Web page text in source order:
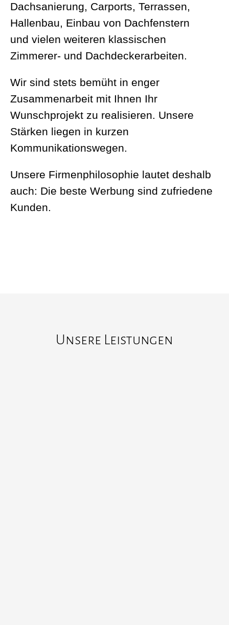
Dachsanierung, Carports, Terrassen,
Hallenbau, Einbau von Dachfenstern
und vielen weiteren klassischen
Zimmerer- und Dachdeckerarbeiten.
Wir sind stets bemüht in enger
Zusammenarbeit mit Ihnen Ihr
Wunschprojekt zu realisieren. Unsere
Stärken liegen in kurzen
Kommunikationswegen.
Unsere Firmenphilosophie lautet deshalb
auch: Die beste Werbung sind zufriedene
Kunden.
Unsere Leistungen